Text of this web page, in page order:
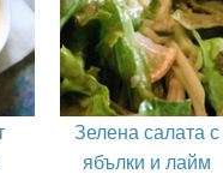
Зелена салата с
ябълки и лайм